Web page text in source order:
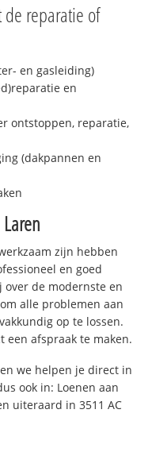
reparatie of
en gasleiding)
en
ontstoppen, reparatie,
(dakpannen en
Laren
zijn hebben
en goed
over de modernste en
alle problemen aan
op te lossen.
een afspraak te maken.
en we helpen je direct in
ook in: Loenen aan
uiteraard in 3511 AC